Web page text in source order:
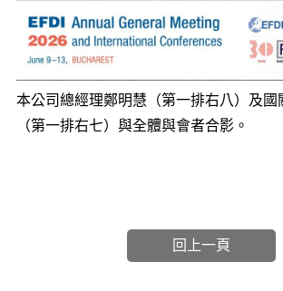
本公司總經理鄭明慧（第一排右八）及國
（第一排右七）與全體與會者合影。
回上一頁